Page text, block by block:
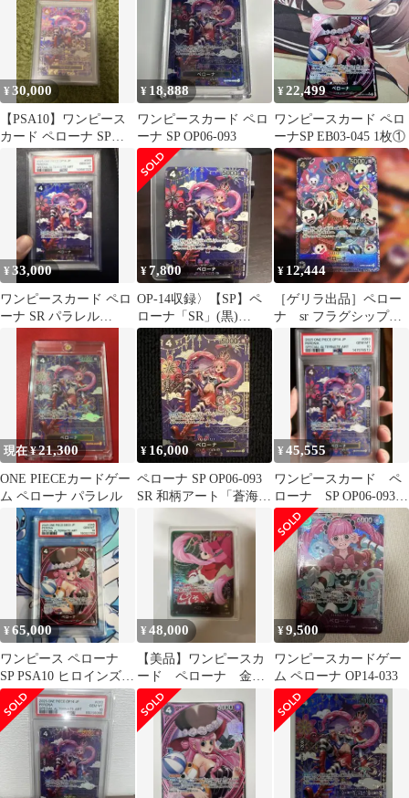
¥30,000
【PSA10】ワンピース
カード ペローナ SP
OP06-093 SR 和柄
¥ 18,888
ワンピースカード ペロ
ーナ SP OP06-093
¥22,499
ワンピースカード ペロ
ーナSP EB03-045 1枚①
¥33,000
ワンピースカード ペロ
ーナ SR パラレル
¥7,800
OP-14収録〉【SP】ペ
ローナ「SR」(黒)
[OP06-093]
¥ 12,444
［ゲリラ出品］ペロー
ナ sr フラグシップ
op06
現在 ¥21,300
ONE PIECEカードゲー
ム ペローナ パラレル
¥ 16,000
ペローナ SP OP06-093
SR 和柄アート「蒼海の
¥45,555
ワンピースカード ペ
ローナ SP OP06-093
PSA10 キリ番
¥65,000
ワンピース ペローナ
SP PSA10 ヒロインズエ
ディション EB03-045
¥48,000
【美品】ワンピースカ
ード ペローナ 金文
字 SP リーパラ
OP06-
¥9,500
ワンピースカードゲー
ム ペローナ OP14-033